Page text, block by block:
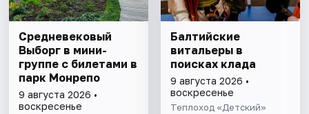
Cредневековый
Выборг в мини-
группе c билетами в
парк Монрепо
9 августа 2026 •
воскресенье
Балтийские
витальеры в
поисках клада
9 августа 2026 •
воскресенье
Теплоход «Детский»